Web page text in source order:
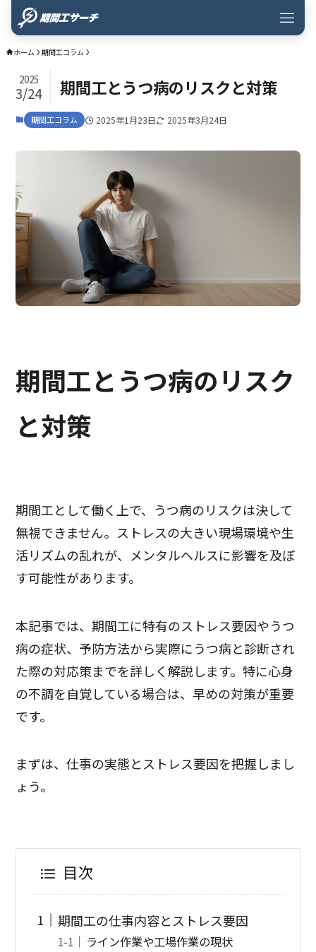
ホーム 期間工コラム
期間工とうつ病のリスクと対策
2025
3/24
期間工コラム 2025年1月23日 2025年3月24日
期間工とうつ病のリスク
と対策
期間工として働く上で、うつ病のリスクは決して
無視できません。ストレスの大きい現場環境や生
活リズムの乱れが、メンタルヘルスに影響を及ぼ
す可能性があります。
本記事では、期間工に特有のストレス要因やうつ
病の症状、予防方法から実際にうつ病と診断され
た際の対応策までを詳しく解説します。特に心身
の不調を自覚している場合は、早めの対策が重要
です。
まずは、仕事の実態とストレス要因を把握しまし
ょう。
目次
期間工の仕事内容とストレス要因
ライン作業や工場作業の現状